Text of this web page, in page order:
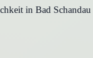
in Bad Schandau